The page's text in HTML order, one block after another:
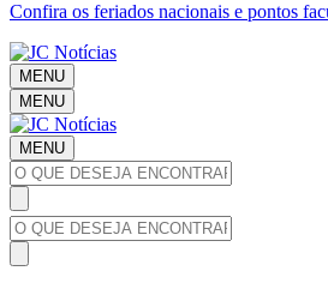
Confira os feriados nacionais e pontos
MENU
MENU
MENU